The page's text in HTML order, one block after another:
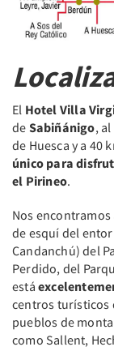
El Hotel Villa
de Sabiñánigo,
de Huesca y a 40
único para
el Pirineo.
Nos
de esquí del
Candanchú) del
Perdido, del
está
centros turísticos
pueblos de
como Sallent,